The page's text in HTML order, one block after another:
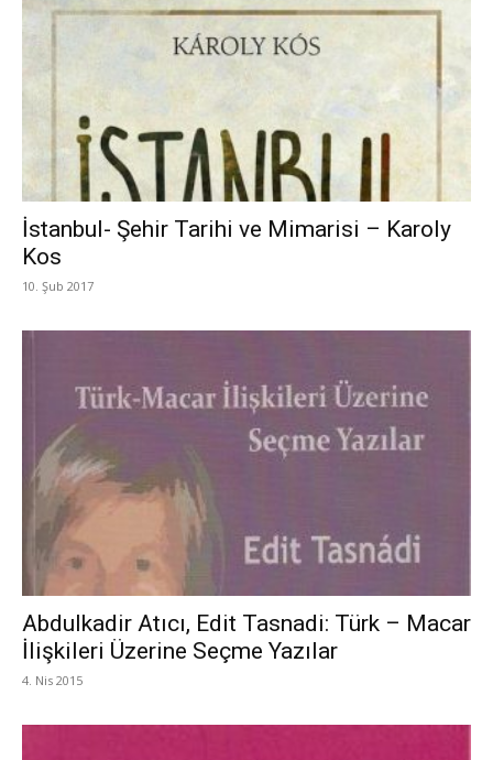
İstanbul- Şehir Tarihi ve Mimarisi – Karoly
Kos
10. Şub 2017
Abdulkadir Atıcı, Edit Tasnadi: Türk – Macar
İlişkileri Üzerine Seçme Yazılar
4. Nis 2015